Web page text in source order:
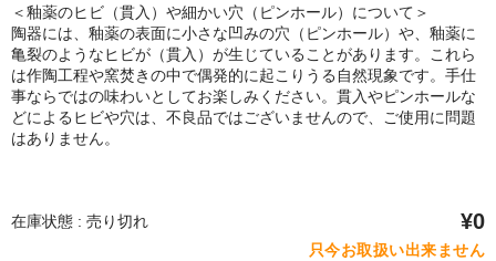
＜釉薬のヒビ（貫入）や細かい穴（ピンホール）について＞
陶器には、釉薬の表面に小さな凹みの穴（ピンホール）や、釉薬に
亀裂のようなヒビが（貫入）が生じていることがあります。これら
は作陶工程や窯焚きの中で偶発的に起こりうる自然現象です。手仕
事ならではの味わいとしてお楽しみください。貫入やピンホールな
どによるヒビや穴は、不良品ではございませんので、ご使用に問題
はありません。
在庫状態 : 売り切れ ¥0
只今お取扱い出来ません